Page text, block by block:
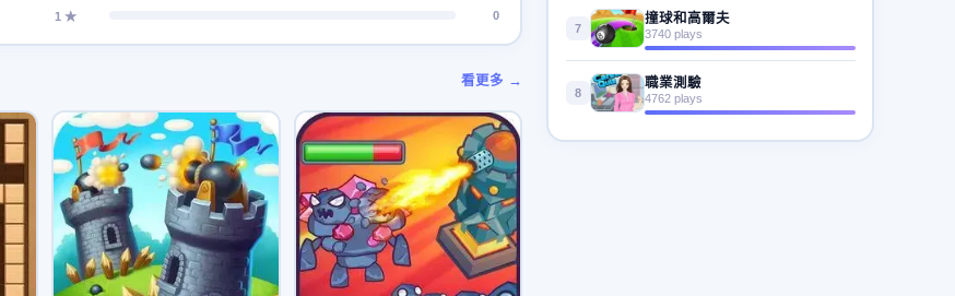
1 ★
0
看更多 →
7
撞球和高爾夫
3740 plays
8
職業測驗
4762 plays